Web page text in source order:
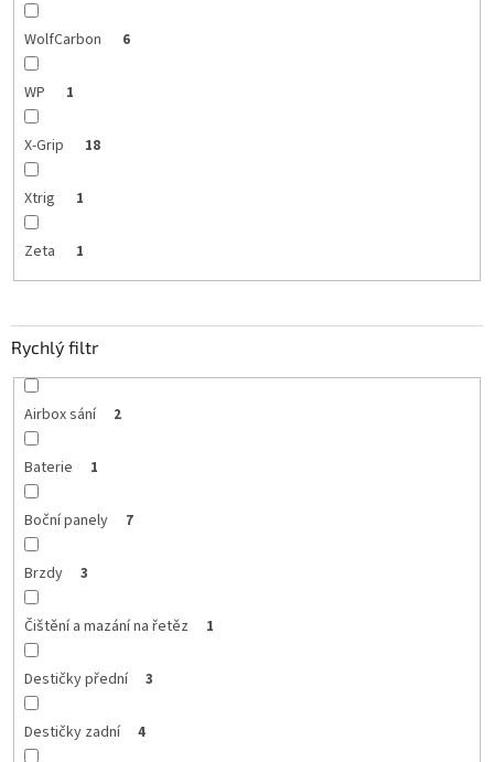
WolfCarbon 6
WP 1
X-Grip 18
Xtrig 1
Zeta 1
Rychlý filtr
Airbox sání 2
Baterie 1
Boční panely 7
Brzdy 3
Čištění a mazání na řetěz 1
Destičky přední 3
Destičky zadní 4